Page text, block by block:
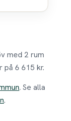
med 2 rum
på 6 615 kr.
. Se alla
.